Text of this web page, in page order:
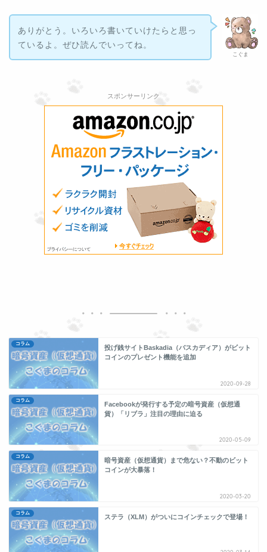
こぐま
ありがとう。いろいろ書いていけたらと思っ
ているよ。ぜひ読んでいってね。
スポンサーリンク
コラム
投げ銭サイトBaskadia（バスカディア）がビット
コインのプレゼント機能を追加
2020-09-28
コラム
Facebookが発行する予定の暗号資産（仮想通
貨）「リブラ」注目の理由に迫る
2020-05-09
コラム
暗号資産（仮想通貨）まで危ない？不動のビット
コインが大暴落！
2020-03-20
コラム
ステラ（XLM）がついにコインチェックで登場！